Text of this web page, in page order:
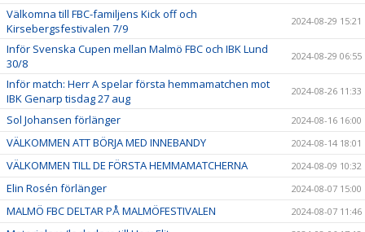
Välkomna till FBC-familjens Kick off och
Kirsebergsfestivalen 7/9
2024-08-29 15:21
Inför Svenska Cupen mellan Malmö FBC och IBK Lund
30/8
2024-08-29 06:55
Inför match: Herr A spelar första hemmamatchen mot
IBK Genarp tisdag 27 aug
2024-08-26 11:33
Sol Johansen förlänger 2024-08-16 16:00
VÄLKOMMEN ATT BÖRJA MED INNEBANDY 2024-08-14 18:01
VÄLKOMMEN TILL DE FÖRSTA HEMMAMATCHERNA 2024-08-09 10:32
Elin Rosén förlänger 2024-08-07 15:00
MALMÖ FBC DELTAR PÅ MALMÖFESTIVALEN 2024-08-07 11:46